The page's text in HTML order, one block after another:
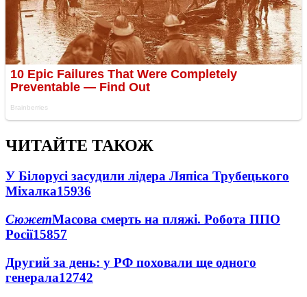
ЧИТАЙТЕ ТАКОЖ
У Білорусі засудили лідера Ляпіса Трубецького
Міхалка15936
СюжетМасова смерть на пляжі. Робота ППО
Росії15857
Другий за день: у РФ поховали ще одного
генерала12742